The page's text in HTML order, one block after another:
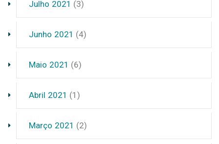
Julho 2021 (3)
Junho 2021 (4)
Maio 2021 (6)
Abril 2021 (1)
Março 2021 (2)